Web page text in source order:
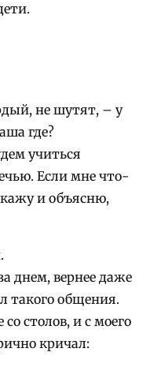
не шутят, – у
где?
учиться
Если мне что-
и объясню,
днем, вернее даже
такого общения.
столов, и с моего
кричал: